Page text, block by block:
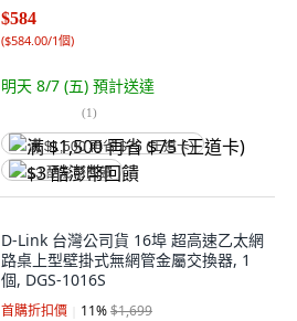
$584
($584.00/1個)
明天 8/7 (五) 預計送達
(1)
满 $1,500 再省 $75 (王道卡)
$3 酷澎幣回饋
D-Link 台灣公司貨 16埠 超高速乙太網
路桌上型壁掛式無網管金屬交換器, 1
個, DGS-1016S
首購折扣價 11%$1,699